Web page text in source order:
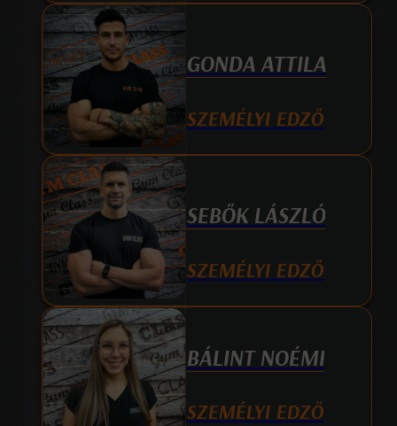
GONDA ATTILA
SZEMÉLYI EDZŐ
SEBŐK LÁSZLÓ
SZEMÉLYI EDZŐ
BÁLINT NOÉMI
SZEMÉLYI EDZŐ